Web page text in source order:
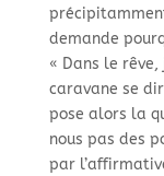
demande
« Dans le
caravane se
pose alors la
nous pas des
par